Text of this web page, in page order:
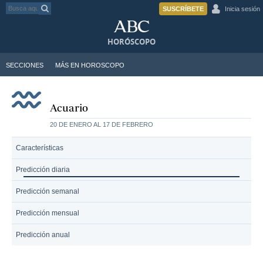
SUSCRÍBETE Inicia sesión
SECCIONES MÁS EN HOROSCOPO
HORÓSCOPO
Acuario
20 DE ENERO AL 17 DE FEBRERO
Características
Predicción diaria
Predicción semanal
Predicción mensual
Predicción anual